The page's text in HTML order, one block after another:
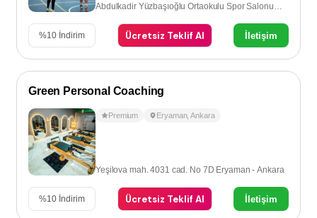
Abdulkadir Yüzbaşıoğlu Ortaokulu Spor Salonu
%10 İndirim Ücretsiz Teklif Al İletişim
Green Personal Coaching
Premium Eryaman,Ankara
Yeşilova mah. 4031 cad. No 7D Eryaman - Ankara
%10 İndirim Ücretsiz Teklif Al İletişim